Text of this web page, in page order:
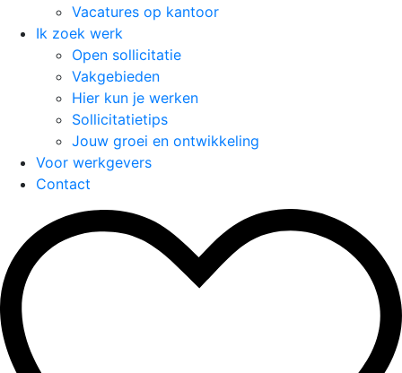
Vacatures op kantoor
Ik zoek werk
Open sollicitatie
Vakgebieden
Hier kun je werken
Sollicitatietips
Jouw groei en ontwikkeling
Voor werkgevers
Contact